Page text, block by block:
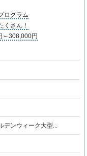
ログラム
くさん！
～308,000円
デンウィーク大型...